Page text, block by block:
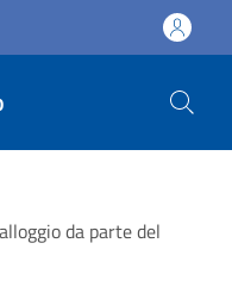
da parte del